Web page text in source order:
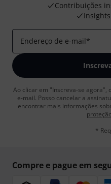
Contribuições
Endereço de e-mail*
Ao clicar em "Inscreva-se agora",
e-mail. Posso cancelar a
encontrar mais informações
*
Compre e pague em